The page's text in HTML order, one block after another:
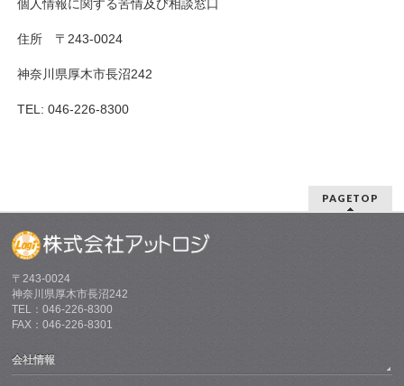
個人情報に関する苦情及び相談窓口
住所 〒243-0024
神奈川県厚木市長沼242
TEL: 046-226-8300
PAGETOP
〒243-0024
神奈川県厚木市長沼242
TEL：046-226-8300
FAX：046-226-8301
会社情報